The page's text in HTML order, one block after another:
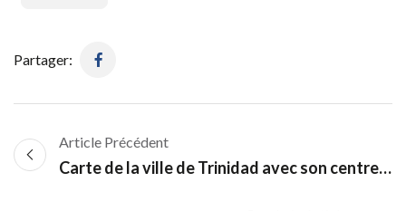
Partager:
Article Précédent
Carte de la ville de Trinidad avec son centre historique